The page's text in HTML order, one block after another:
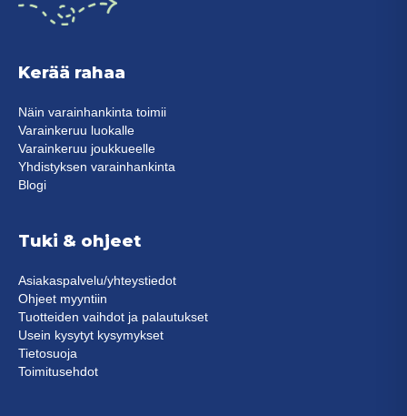
Kerää rahaa
Näin varainhankinta toimii
Varainkeruu luokalle
Varainkeruu joukkueelle
Yhdistyksen varainhankinta
Blogi
Tuki & ohjeet
Asiakaspalvelu/yhteystiedot
Ohjeet myyntiin
Tuotteiden vaihdot ja palautukset
Usein kysytyt kysymykset
Tietosuoja
Toimitusehdot